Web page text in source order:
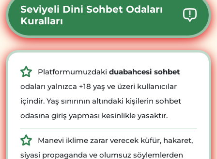
Seviyeli Dini Sohbet Odaları
Kuralları
Platformumuzdaki duabahcesi sohbet
odaları yalnızca +18 yaş ve üzeri kullanıcılar
içindir. Yaş sınırının altındaki kişilerin sohbet
odasına giriş yapması kesinlikle yasaktır.
Manevi iklime zarar verecek küfür, hakaret,
siyasi propaganda ve olumsuz söylemlerden